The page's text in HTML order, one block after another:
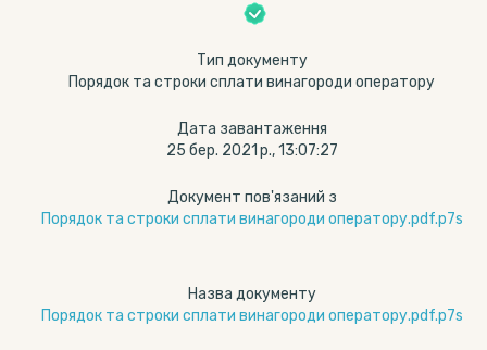
Тип документу
Порядок та строки сплати винагороди оператору
Дата завантаження
25 бер. 2021 р., 13:07:27
Документ пов'язаний з
Порядок та строки сплати винагороди оператору.pdf.p7s
Назва документу
Порядок та строки сплати винагороди оператору.pdf.p7s